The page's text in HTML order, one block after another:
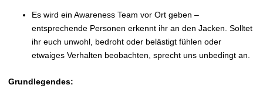
Es wird ein Awareness Team vor Ort geben –
entsprechende Personen erkennt ihr an den Jacken. Solltet
ihr euch unwohl, bedroht oder belästigt fühlen oder
etwaiges Verhalten beobachten, sprecht uns unbedingt an.
Grundlegendes: